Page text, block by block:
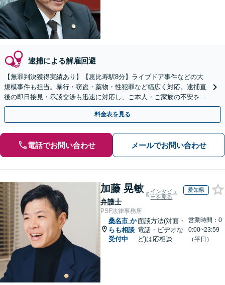
逮捕による解雇回避
【無罪判決獲得実績あり】【恵比寿駅8分】ライブドア事件などの大
規模事件も担当。暴行・窃盗・薬物・性犯罪など幅広く対応。逮捕直
後の即日接見・示談交渉も迅速に対応し、ご本人・ご家族の不安を最
小限に抑えます。【初回相談可能】【WEB面談可能】
料金表を見る
電話でお問い合わせ メールでお問い合わせ
加藤 晃敏
弁護士
インタビュ
ーを見る
愛知県
PSF法律事務所
桑名市 か
らも相談
受付中
面談方法(対面・
電話・ビデオな
ど)は応相談
営業時間：0
0:00~23:59
（平日）